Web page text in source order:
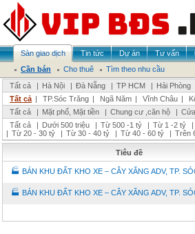
Sàn giao dịch Tin tức Dự án Tư vấn
Cần bán
Cho thuê
Tìm theo nhu cầu
Tất cả
| Hà Nội | Đà Nẵng | TP HCM | Hải Phòng
Tất cả | TP.Sóc Trăng | Ngã Năm | Vĩnh Châu |
Tất cả
| Mặt phố, Mặt tiền | Chung cư ,căn hộ |
Tất cả
| Dưới 500 triệu | Từ 500 -1 tỷ | Từ 1 -2 tỷ |
| Từ 20 - 30 tỷ | Từ 30 - 40 tỷ | Từ 40 - 60 tỷ | Trên
Tiêu đề
🏭 BÁN KHU ĐẤT KHO XE – CÂY XĂNG ADV, TP.
🏭 BÁN KHU ĐẤT KHO XE – CÂY XĂNG ADV, TP.